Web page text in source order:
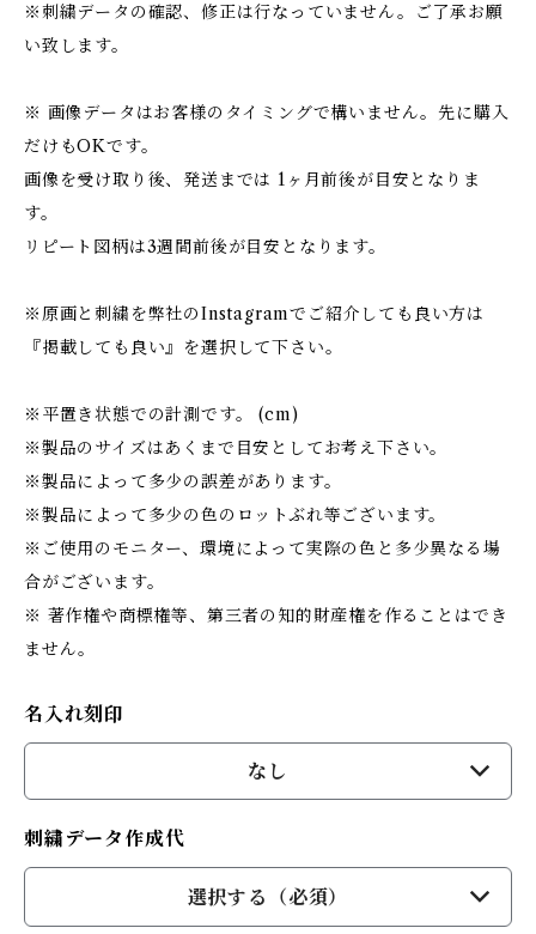
※刺繍データの確認、修正は行なっていません。ご了承お願
い致します。
※ 画像データはお客様のタイミングで構いません。先に購入
だけもOKです。
画像を受け取り後、発送までは 1ヶ月前後が目安となりま
す。
リピート図柄は3週間前後が目安となります。
※原画と刺繍を弊社のInstagramでご紹介しても良い方は
『掲載しても良い』を選択して下さい。
※平置き状態での計測です。 (cm)
※製品のサイズはあくまで目安としてお考え下さい。
※製品によって多少の誤差があります。
※製品によって多少の色のロットぶれ等ございます。
※ご使用のモニター、環境によって実際の色と多少異なる場
合がございます。
※ 著作権や商標権等、第三者の知的財産権を作ることはでき
ません。
名入れ刻印
なし
刺繍データ作成代
選択する（必須）